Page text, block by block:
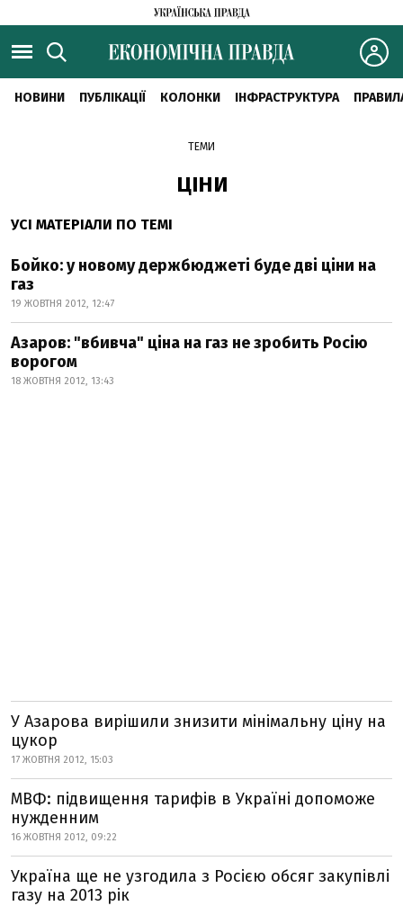
НОВИНИ ПУБЛІКАЦІЇ КОЛОНКИ ІНФРАСТРУКТУРА
ТЕМИ
ЦІНИ
УСІ МАТЕРІАЛИ ПО ТЕМІ
Бойко: у новому держбюджеті буде дві ціни на
газ
19 ЖОВТНЯ 2012, 12:47
Азаров: "вбивча" ціна на газ не зробить Росію
ворогом
18 ЖОВТНЯ 2012, 13:43
У Азарова вирішили знизити мінімальну ціну на
цукор
17 ЖОВТНЯ 2012, 15:03
МВФ: підвищення тарифів в Україні допоможе
нужденним
16 ЖОВТНЯ 2012, 09:22
Україна ще не узгодила з Росією обсяг закупівлі
газу на 2013 рік